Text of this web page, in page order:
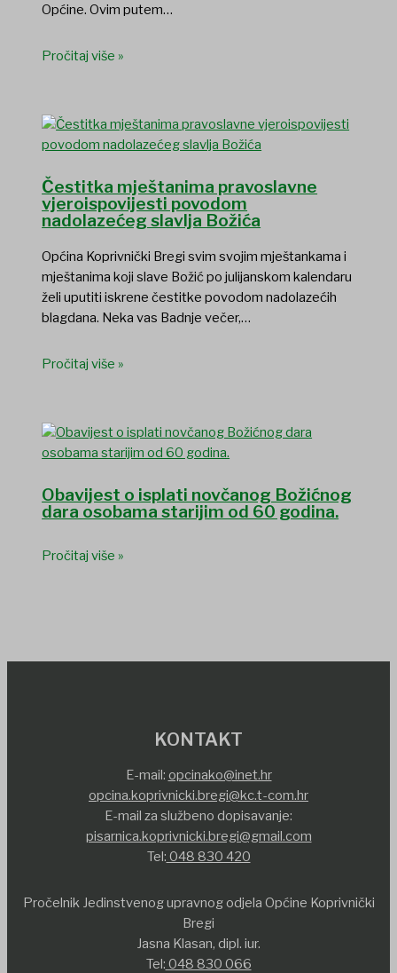
Općine. Ovim putem…
Pročitaj više »
Čestitka mještanima pravoslavne
vjeroispovijesti povodom
nadolazećeg slavlja Božića
Općina Koprivnički Bregi svim svojim mještankama i
mještanima koji slave Božić po julijanskom kalendaru
želi uputiti iskrene čestitke povodom nadolazećih
blagdana. Neka vas Badnje večer,…
Pročitaj više »
Obavijest o isplati novčanog Božićnog
dara osobama starijim od 60 godina.
Pročitaj više »
KONTAKT
E-mail: opcinako@inet.hr
opcina.koprivnicki.bregi@kc.t-com.hr
E-mail za službeno dopisavanje:
pisarnica.koprivnicki.bregi@gmail.com
Tel: 048 830 420
Pročelnik Jedinstvenog upravnog odjela Općine Koprivnički
Bregi
Jasna Klasan, dipl. iur.
Tel: 048 830 066